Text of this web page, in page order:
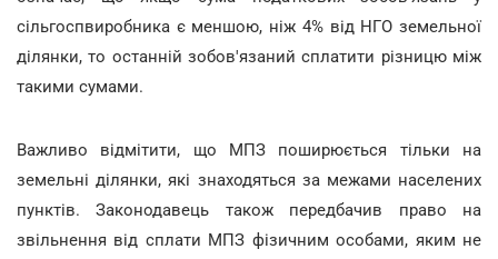
сільгоспвиробника є меншою, ніж 4% від НГО земельної
ділянки, то останній зобов'язаний сплатити різницю між
такими сумами.
Важливо відмітити, що МПЗ поширюється тільки на
земельні ділянки, які знаходяться за межами населених
пунктів.
Законодавець також передбачив право на
звільнення від сплати МПЗ фізичним особами, яким не